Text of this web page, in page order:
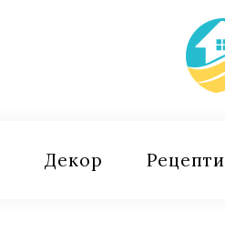
Декор Рецепти